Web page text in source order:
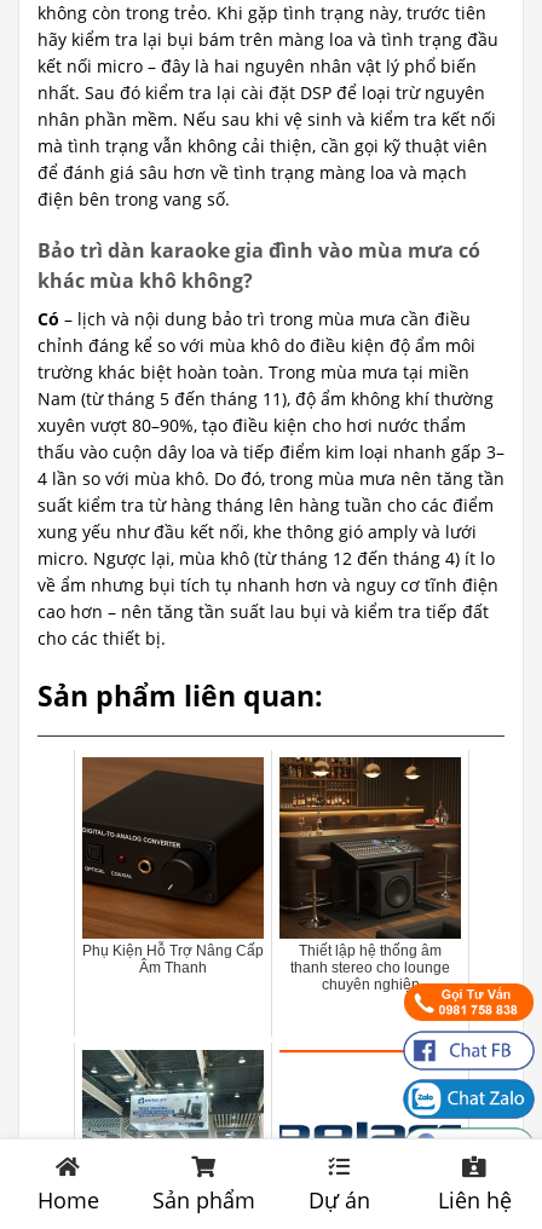
Home Sản phẩm Dự án Liên hệ
không còn trong trẻo. Khi gặp tình trạng này, trước tiên
hãy kiểm tra lại bụi bám trên màng loa và tình trạng đầu
kết nối micro – đây là hai nguyên nhân vật lý phổ biến
nhất. Sau đó kiểm tra lại cài đặt DSP để loại trừ nguyên
nhân phần mềm. Nếu sau khi vệ sinh và kiểm tra kết nối
mà tình trạng vẫn không cải thiện, cần gọi kỹ thuật viên
để đánh giá sâu hơn về tình trạng màng loa và mạch
điện bên trong vang số.
Bảo trì dàn karaoke gia đình vào mùa mưa có
khác mùa khô không?
Có – lịch và nội dung bảo trì trong mùa mưa cần điều
chỉnh đáng kể so với mùa khô do điều kiện độ ẩm môi
trường khác biệt hoàn toàn. Trong mùa mưa tại miền
Nam (từ tháng 5 đến tháng 11), độ ẩm không khí thường
xuyên vượt 80–90%, tạo điều kiện cho hơi nước thẩm
thấu vào cuộn dây loa và tiếp điểm kim loại nhanh gấp 3–
4 lần so với mùa khô. Do đó, trong mùa mưa nên tăng tần
suất kiểm tra từ hàng tháng lên hàng tuần cho các điểm
xung yếu như đầu kết nối, khe thông gió amply và lưới
micro. Ngược lại, mùa khô (từ tháng 12 đến tháng 4) ít lo
về ẩm nhưng bụi tích tụ nhanh hơn và nguy cơ tĩnh điện
cao hơn – nên tăng tần suất lau bụi và kiểm tra tiếp đất
cho các thiết bị.
Sản phẩm liên quan:
Phụ Kiện Hỗ Trợ Nâng Cấp
Âm Thanh
Thiết lập hệ thống âm
thanh stereo cho lounge
chuyên nghiệp